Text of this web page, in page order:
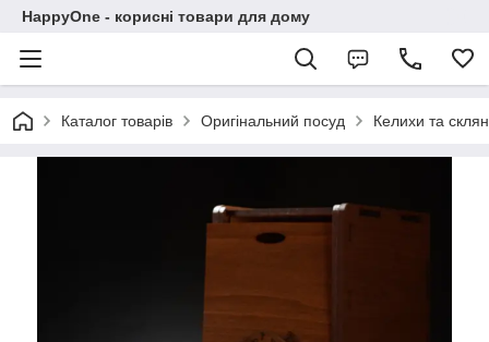
HappyOne - корисні товари для дому
Каталог товарів Оригінальний посуд Келихи та